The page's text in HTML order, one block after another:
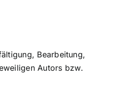
Bearbeitung,
Autors bzw.